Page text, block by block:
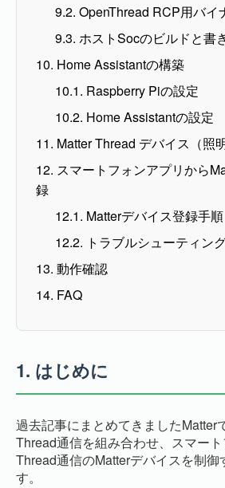
9.2. OpenThread RCP用バイ
9.3. ホストSocのビルドと書
10. Home Assistantの構築
10.1. Raspberry Piの設定
10.2. Home Assistantの設定
11. Matter Thread デバイス（照
12. スマートフォンアプリから
録
12.1. Matterデバイス登録手順
12.2. トラブルシューティン
13. 動作確認
14. FAQ
1. はじめに
過去記事にまとめてきましたMatter
Thread通信を組み合わせ、スマー
Thread通信のMatterデバイスを制御
す。